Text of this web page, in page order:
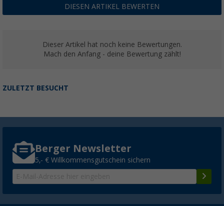
DIESEN ARTIKEL BEWERTEN
Dieser Artikel hat noch keine Bewertungen.
Mach den Anfang - deine Bewertung zählt!
ZULETZT BESUCHT
Berger Newsletter
5,- € Willkommensgutschein sichern